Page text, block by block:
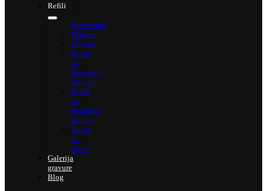
Refili
Konverteri
Patrone
Mastila
Refili
za
Ingenuity
olovke
Refili
za
hemijske
olovke
Refili
za
rolere
Galerija
gravure
Blog